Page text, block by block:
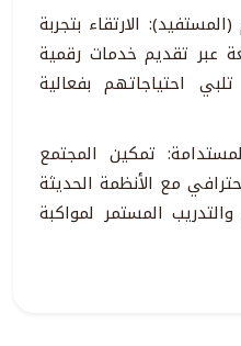
الارتقاء بتجربة
عبر تقديم خدمات رقمية
احتياجاتهم بفعالية
تمكين المجتمع
مع الأنظمة الحديثة
المستمر لمواكبة